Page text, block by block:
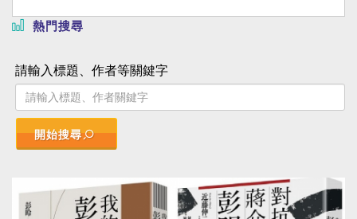
熱門搜尋
請輸入標題、作者等關鍵字
開始搜尋